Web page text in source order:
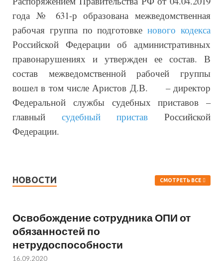
года № 631-р образована межведомственная
рабочая группа по подготовкенового кодекса
Российской Федерации об административных
правонарушениях и утвержден ее состав. В
состав межведомственной рабочей группы
вошел в том числе Аристов Д.В. – директор
Федеральной службы судебных приставов –
главный судебный пристав Российской
Федерации.
НОВОСТИ СМОТРЕТЬ ВСЕ
Освобождение сотрудника ОПИ от
обязанностей по
нетрудоспособности
16.09.2020